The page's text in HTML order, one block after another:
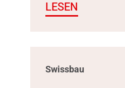
LESEN
Swissbau